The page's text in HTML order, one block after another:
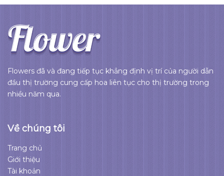
Flowers đã và đang tiếp tục khẳng định vị trí của người dẫn
đầu thị trường cung cấp hoa liên tục cho thị trường trong
nhiều năm qua.
Về chúng tôi
Trang chủ
Giới thiệu
Tài khoản